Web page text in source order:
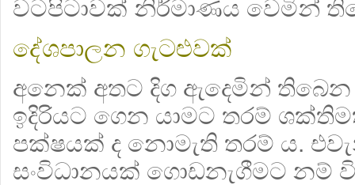
වටපිටාවක් නිර්මාණය වෙමින්
දේශපාලන ගැටළුවක්
අනෙක් අතට දිග ඇදෙමින් තිබෙන
ඉදිරියට ගෙන යාමට තරම්
පක්ෂයක් ද නොමැති තරම් ය.
සංවිධානයක් ගොඩනැගීමට නම්